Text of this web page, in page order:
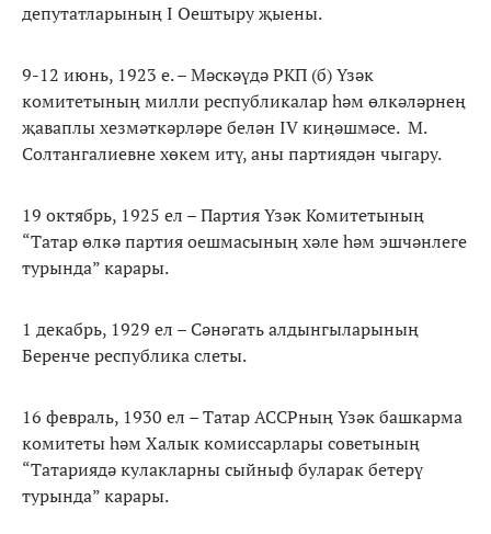
депутатларының I Оештыру җыены.
9-12 июнь, 1923 е. – Мәскәүдә РКП (б) Үзәк
комитетының милли республикалар һәм өлкәләрнең
җаваплы хезмәткәрләре белән IV киңәшмәсе. М.
Солтангалиевне хөкем итү, аны партиядән чыгару.
19 октябрь, 1925 ел – Партия Үзәк Комитетының
“Татар өлкә партия оешмасының хәле һәм эшчәнлеге
турында” карары.
1 декабрь, 1929 ел – Сәнәгать алдынгыларының
Беренче республика слеты.
16 февраль, 1930 ел – Татар АССРның Үзәк башкарма
комитеты һәм Халык комиссарлары советының
“Татариядә кулакларны сыйныф буларак бетерү
турында” карары.